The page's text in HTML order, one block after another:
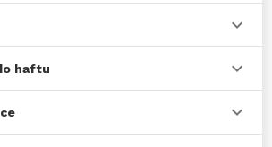
haftu